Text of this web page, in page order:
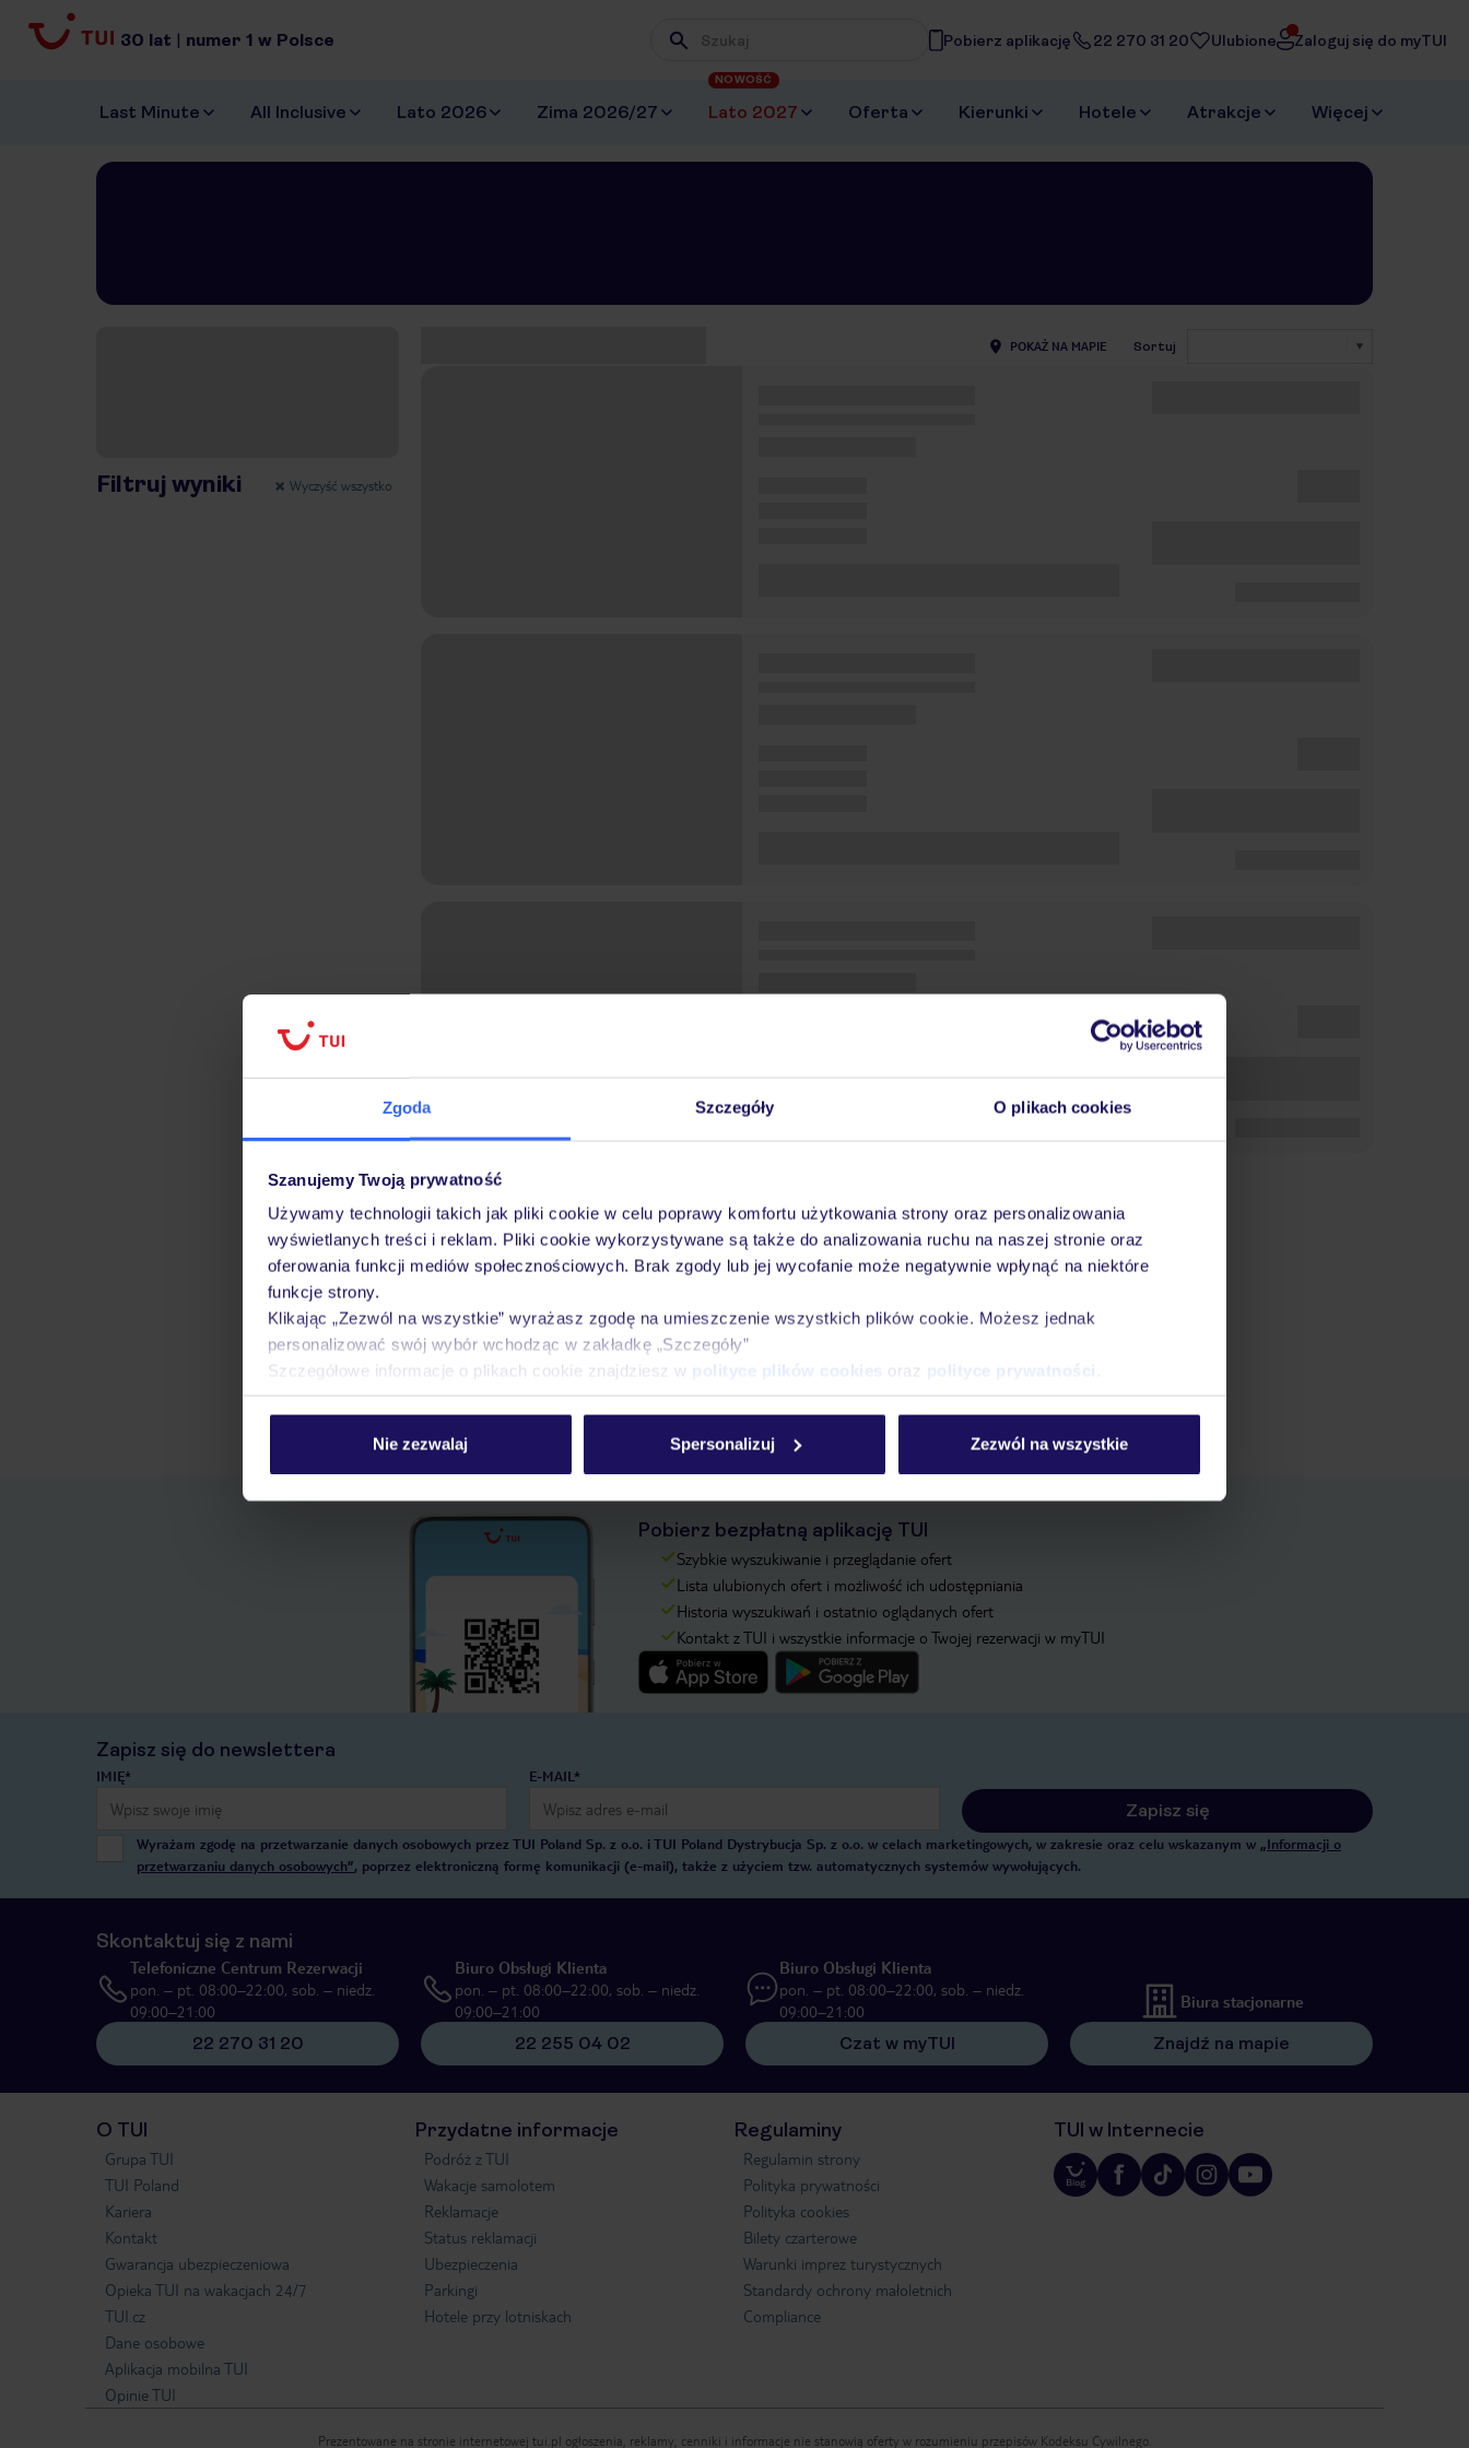
Zgoda Szczegóły O plikach cookies
Szanujemy Twoją prywatność
Używamy technologii takich jak pliki cookie w celu poprawy komfortu użytkowania strony oraz personalizowania
wyświetlanych treści i reklam. Pliki cookie wykorzystywane są także do analizowania ruchu na naszej stronie oraz
oferowania funkcji mediów społecznościowych. Brak zgody lub jej wycofanie może negatywnie wpłynąć na niektóre
funkcje strony.
Klikając „Zezwól na wszystkie” wyrażasz zgodę na umieszczenie wszystkich plików cookie. Możesz jednak
personalizować swój wybór wchodząc w zakładkę „Szczegóły”
Szczegółowe informacje o plikach cookie znajdziesz w polityce plików cookies oraz polityce prywatności
Nie zezwalaj Spersonalizuj Zezwól na wszystkie
30 lat | numer 1 w Polsce Wpisz frazę, której szukasz
Pobierz aplikację 22 270 31 20 Ulubione Zaloguj się do myTUI
Last Minute All Inclusive Lato 2026 Zima 2026/27 Lato 2027
NOWOŚĆ
Oferta Kierunki Hotele Atrakcje Więcej
Filtruj wyniki Wyczyść wszystko
POKAŻ NA MAPIE Sortuj
Pobierz bezpłatną aplikację TUI
Szybkie wyszukiwanie i przeglądanie ofert
Lista ulubionych ofert i możliwość ich udostępniania
Historia wyszukiwań i ostatnio oglądanych ofert
Kontakt z TUI i wszystkie informacje o Twojej rezerwacji w myTUI
Zapisz się do newslettera
IMIĘ* E-MAIL*
Zapisz się
Wyrażam zgodę na przetwarzanie danych osobowych przez TUI Poland Sp. z o.o. i TUI Poland Dystrybucja Sp. z o.o. w celach marketingowych, w zakresie oraz celu wskazanym w „Informacji o
przetwarzaniu danych osobowych”, poprzez elektroniczną formę komunikacji (e-mail), także z użyciem tzw. automatycznych systemów wywołujących.
Skontaktuj się z nami
Telefoniczne Centrum Rezerwacji
pon. – pt. 08:00–22:00, sob. – niedz.
09:00–21:00
22 270 31 20
Biuro Obsługi Klienta
pon. – pt. 08:00–22:00, sob. – niedz.
09:00–21:00
22 255 04 02
Biuro Obsługi Klienta
pon. – pt. 08:00–22:00, sob. – niedz.
09:00–21:00
Czat w myTUI
Biura stacjonarne
Znajdź na mapie
O TUI
Grupa TUI
TUI Poland
Kariera
Kontakt
Gwarancja ubezpieczeniowa
Opieka TUI na wakacjach 24/7
TUI.cz
Dane osobowe
Aplikacja mobilna TUI
Opinie TUI
Przydatne informacje
Podróż z TUI
Wakacje samolotem
Reklamacje
Status reklamacji
Ubezpieczenia
Parkingi
Hotele przy lotniskach
Regulaminy
Regulamin strony
Polityka prywatności
Polityka cookies
Bilety czarterowe
Warunki imprez turystycznych
Standardy ochrony małoletnich
Compliance
TUI w Internecie
Prezentowane na stronie internetowej tui.pl ogłoszenia, reklamy, cenniki i informacje nie stanowią oferty w rozumieniu przepisów Kodeksu Cywilnego.